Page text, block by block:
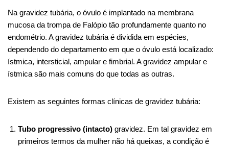
Na gravidez tubária, o óvulo é implantado na membrana
mucosa da trompa de Falópio tão profundamente quanto no
endométrio. A gravidez tubária é dividida em espécies,
dependendo do departamento em que o óvulo está localizado:
ístmica, intersticial, ampular e fimbrial. A gravidez ampular e
ístmica são mais comuns do que todas as outras.
Existem as seguintes formas clínicas de gravidez tubária:
Tubo progressivo (intacto) gravidez. Em tal gravidez em
primeiros termos da mulher não há queixas, a condição é